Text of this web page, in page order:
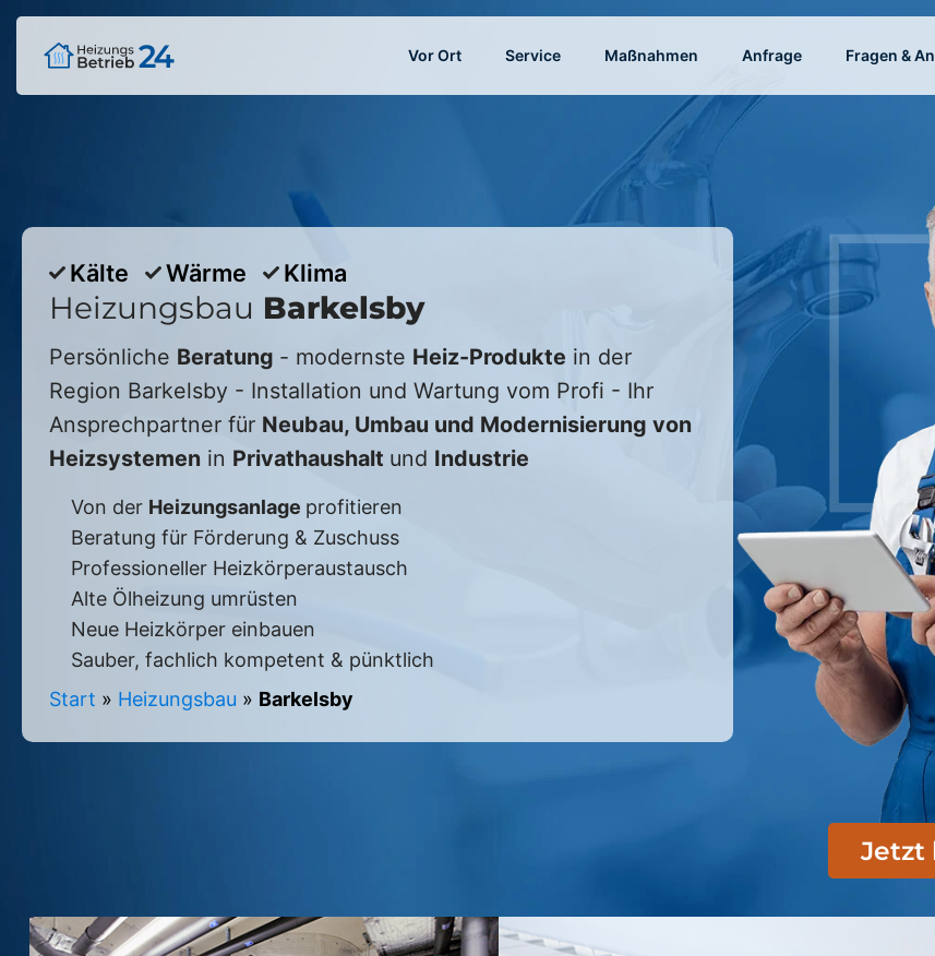
Vor Ort Service Maßnahmen Anfrage Fragen &
Kälte Wärme Klima
Heizungsbau Barkelsby
Persönliche Beratung - modernste Heiz-Produkte in der
Region Barkelsby - Installation und Wartung vom Profi - Ihr
Ansprechpartner für Neubau, Umbau und Modernisierung von
Heizsystemen in Privathaushalt und Industrie
Von der Heizungsanlage profitieren
Beratung für Förderung & Zuschuss
Professioneller Heizkörperaustausch
Alte Ölheizung umrüsten
Neue Heizkörper einbauen
Sauber, fachlich kompetent & pünktlich
Start » Heizungsbau » Barkelsby
Jetzt